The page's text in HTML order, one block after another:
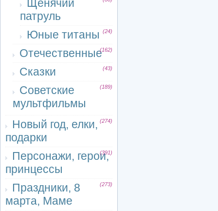
Щенячий
патруль
Юные титаны (24)
Отечественные(162)
Сказки (43)
Советские
мультфильмы
(189)
Новый год, елки,
подарки
(274)
Персонажи, герои,
принцессы
(391)
Праздники, 8
марта, Маме
(273)